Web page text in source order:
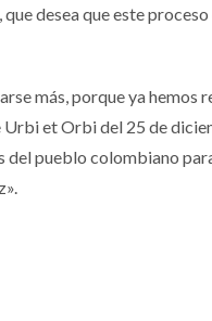
desea que este
más, porque ya hemos
Urbi et Orbi del 25 de
del pueblo colombiano